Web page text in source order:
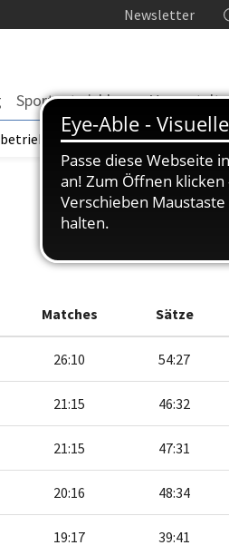
Newsletter
Sportentwicklung
| TORP Turniere
Matches Sätze
26:10 54:27
21:15 46:32
21:15 47:31
20:16 48:34
19:17 39:41